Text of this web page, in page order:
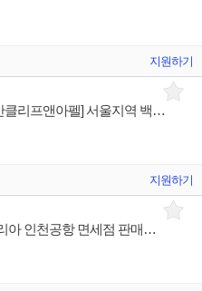
지원하기
리치몬트코리아[Van Cleef & Arpels/반클리프앤아펠] 서울지역 백화점 세일즈 어시스던트 채용
지원하기
[Tiffany & Co.] 명품주얼리 티파니 코리아 인천공항 면세점 판매사원 채용